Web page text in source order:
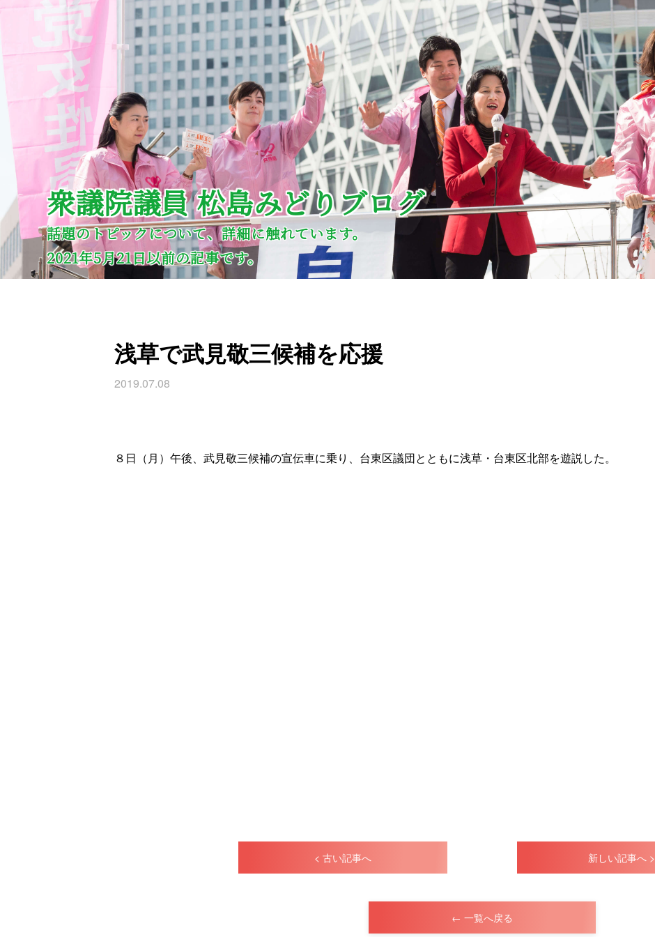
衆議院議員 松島みどりブログ
話題のトピックについて、詳細に触れています。
2021年5月21日以前の記事です。
浅草で武見敬三候補を応援
2019.07.08
８日（月）午後、武見敬三候補の宣伝車に乗り、台東区議団とともに浅草・台東区北部を遊説した。
< 古い記事へ 新しい記事へ >
← 一覧へ戻る